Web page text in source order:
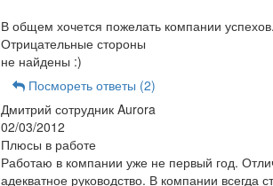
В общем хочется пожелать компании успехов.
Отрицательные стороны
не найдены :)
Посмореть ответы (2)
Дмитрий сотрудник Aurora
02/03/2012
Плюсы в работе
Работаю в компании уже не первый год.
адекватное руководство. В компании всегда